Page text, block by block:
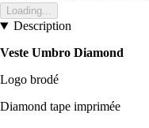
Loading...
Description
Veste Umbro Diamond
Logo brodé
Diamond tape imprimée